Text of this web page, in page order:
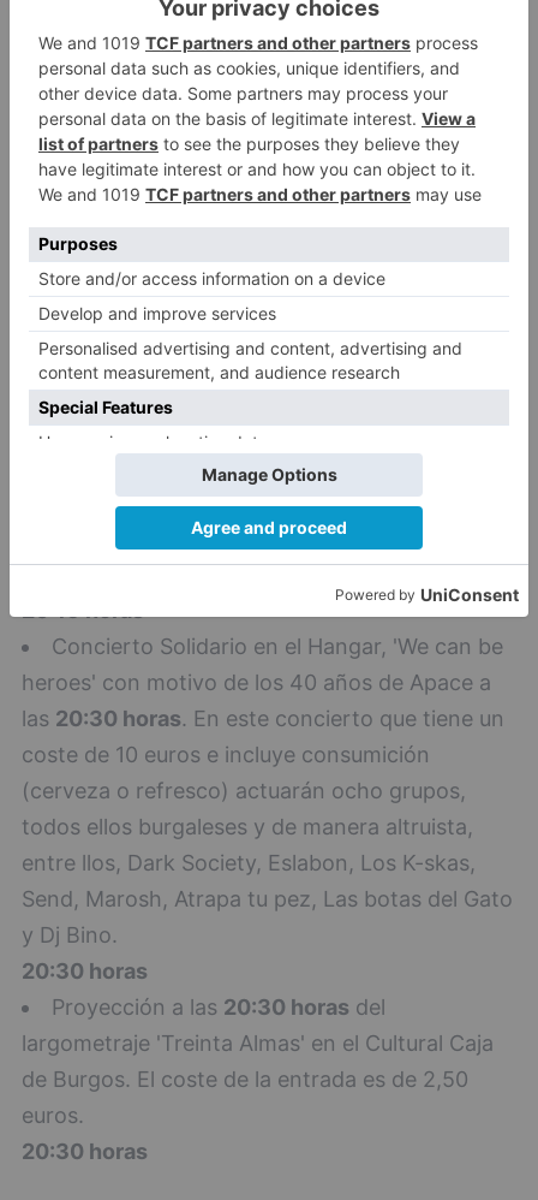
por Pablo García Sanz, con entrada libre hasta
completar aforo.
19:30 horas
La Asociación Berbequi presenta su cuarto
proyecto audiovisual "Yo, tú ves" donde se
explora el mundo de youtubers e influencers y
su papel en redes sociales. A las 19.30 horas en
Caja Círculo.
A las 20:00 horas, para celebrar el día
internacional de los museos, en el Museo de
Burgos habrá una conferencia sobre "Platos y
cuencos con sal" a cargo de Carmen Alonso.
20:15 horastendrá lugar, en la Sala
Quince, la 6ª Cata de vinos de la Ribera, con un
precio de 18 euros.
Concierto Solidario en el Hangar, 'We can be
heroes' con motivo de los 40 años de Apace a
las 20:30 horas. En este concierto que tiene un
coste de 10 euros e incluye consumición
(cerveza o refresco) actuarán ocho grupos,
todos ellos burgaleses y de manera altruista,
entre llos, Dark Society, Eslabon, Los K-skas,
Send, Marosh, Atrapa tu pez, Las botas del Gato
y Dj Bino.
20:30 horas
Proyección a las 20:30 horas del
largometraje 'Treinta Almas' en el Cultural Caja
de Burgos. El coste de la entrada es de 2,50
euros.
20:30 horas